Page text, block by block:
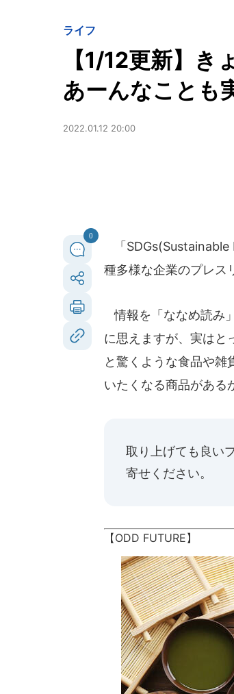
ライフ
【1/12更新】
あーんなことも
2022.01.12 20:00
0
「SDGs(Sustainable
種多様な企業のプレス
情報を「ななめ読み
に思えますが、実はと
と驚くような食品や雑
いたくなる商品がある
取り上げても良い
寄せください。
【ODD FUTURE】